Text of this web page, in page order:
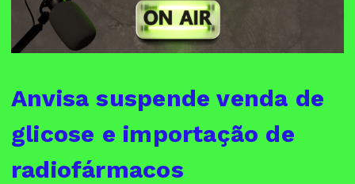
Anvisa suspende venda de
glicose e importação de
radiofármacos